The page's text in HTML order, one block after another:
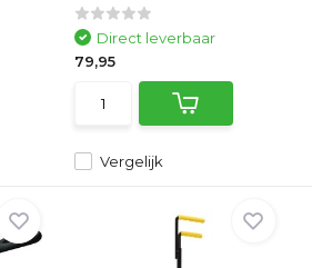
Vergelijk
Direct leverbaar
79,95